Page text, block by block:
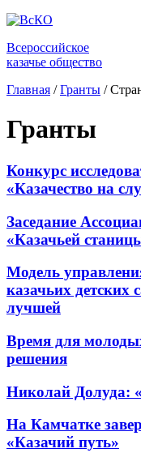
Всероссийское
казачье общество
Главная / Гранты /
Гранты
Конкурс
«Казачество на
Заседание
«Казачьей
Модель
казачьих детских
лучшей
Время для
решения
Николай Долуда:
На Камчатке
«Казачий путь»